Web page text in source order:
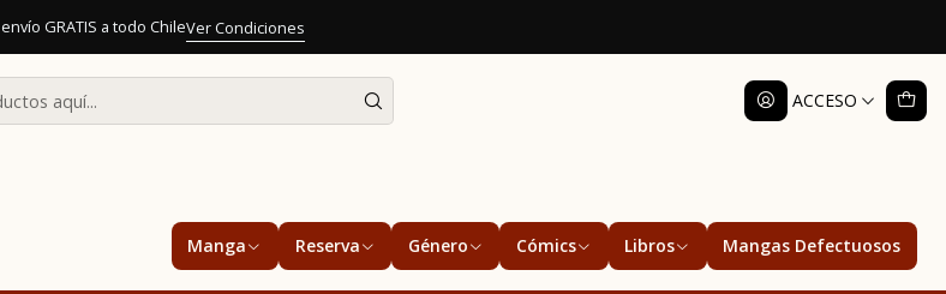
ACCESO
Manga Reserva Género Cómics Libros Mangas Defectuosos
envío GRATIS a todo ChileVer Condiciones